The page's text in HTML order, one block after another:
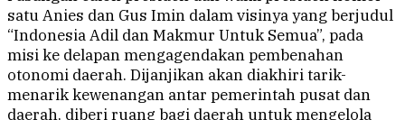
satu Anies dan Gus Imin dalam visinya yang berjudul
“Indonesia Adil dan Makmur Untuk Semua”, pada
misi ke delapan mengagendakan pembenahan
otonomi daerah. Dijanjikan akan diakhiri tarik-
menarik kewenangan antar pemerintah pusat dan
daerah, diberi ruang bagi daerah untuk mengelola